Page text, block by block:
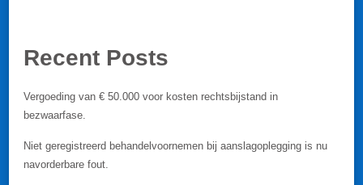
Recent Posts
Vergoeding van € 50.000 voor kosten rechtsbijstand in
bezwaarfase.
Niet geregistreerd behandelvoornemen bij aanslagoplegging is nu
navorderbare fout.